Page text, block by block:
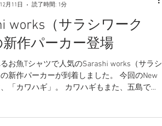
works（サラシワーク
作パーカー登場
お魚Tシャツで人気のSarashi works（サラシ
新作パーカーが到着しました。 今回のNew
「カワハギ」。 カワハギもまた、五島で釣
月11日
読了時間: 1分